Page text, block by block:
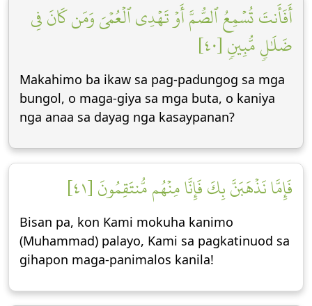
أَفَأَنتَ تُسۡمِعُ ٱلصُّمَّ أَوۡ تَهۡدِي ٱلۡعُمۡيَ وَمَن كَانَ فِي
ضَلَٰلٖ مُّبِينٖ [٤٠]
Makahimo ba ikaw sa pag-padungog sa mga
bungol, o maga-giya sa mga buta, o kaniya
nga anaa sa dayag nga kasaypanan?
فَإِمَّا نَذۡهَبَنَّ بِكَ فَإِنَّا مِنۡهُم مُّنتَقِمُونَ [٤١]
Bisan pa, kon Kami mokuha kanimo
(Muhammad) palayo, Kami sa pagkatinuod sa
gihapon maga-panimalos kanila!